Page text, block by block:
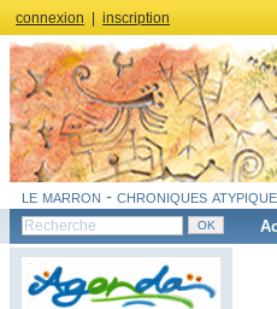
connexion inscription
le marron - chroniques